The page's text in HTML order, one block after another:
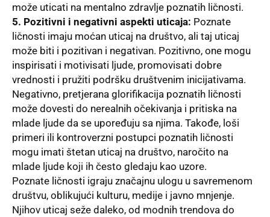
može uticati na mentalno zdravlje poznatih ličnosti.
5. Pozitivni i negativni aspekti uticaja: Poznate
ličnosti imaju moćan uticaj na društvo, ali taj uticaj
može biti i pozitivan i negativan. Pozitivno, one mogu
inspirisati i motivisati ljude, promovisati dobre
vrednosti i pružiti podršku društvenim inicijativama.
Negativno, pretjerana glorifikacija poznatih ličnosti
može dovesti do nerealnih očekivanja i pritiska na
mlade ljude da se upoređuju sa njima. Takođe, loši
primeri ili kontroverzni postupci poznatih ličnosti
mogu imati štetan uticaj na društvo, naročito na
mlade ljude koji ih često gledaju kao uzore.
Poznate ličnosti igraju značajnu ulogu u savremenom
društvu, oblikujući kulturu, medije i javno mnjenje.
Njihov uticaj seže daleko, od modnih trendova do